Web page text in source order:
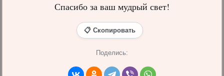
Спасибо за ваш мудрый свет!
📋 Скопировать
Поделись: